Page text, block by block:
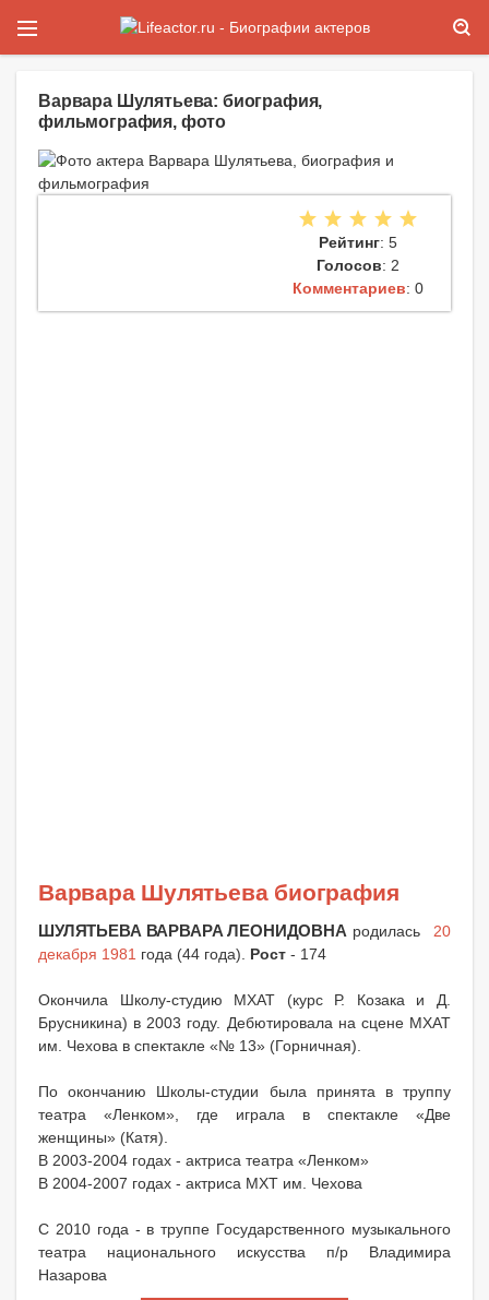
Варвара Шулятьева: биография,
фильмография, фото
Рейтинг: 5
Голосов: 2
Комментариев: 0
Варвара Шулятьева биография
ШУЛЯТЬЕВА ВАРВАРА ЛЕОНИДОВНА родилась 20
декабря 1981 года (44 года). Рост - 174
Окончила Школу-студию МХАТ (курс Р. Козака и Д.
Брусникина) в 2003 году. Дебютировала на сцене МХАТ
им. Чехова в спектакле «№ 13» (Горничная).
По окончанию Школы-студии была принята в труппу
театра «Ленком», где играла в спектакле «Две
женщины» (Катя).
В 2003-2004 годах - актриса театра «Ленком»
В 2004-2007 годах - актриса МХТ им. Чехова
С 2010 года - в труппе Государственного музыкального
театра национального искусства п/р Владимира
Назарова